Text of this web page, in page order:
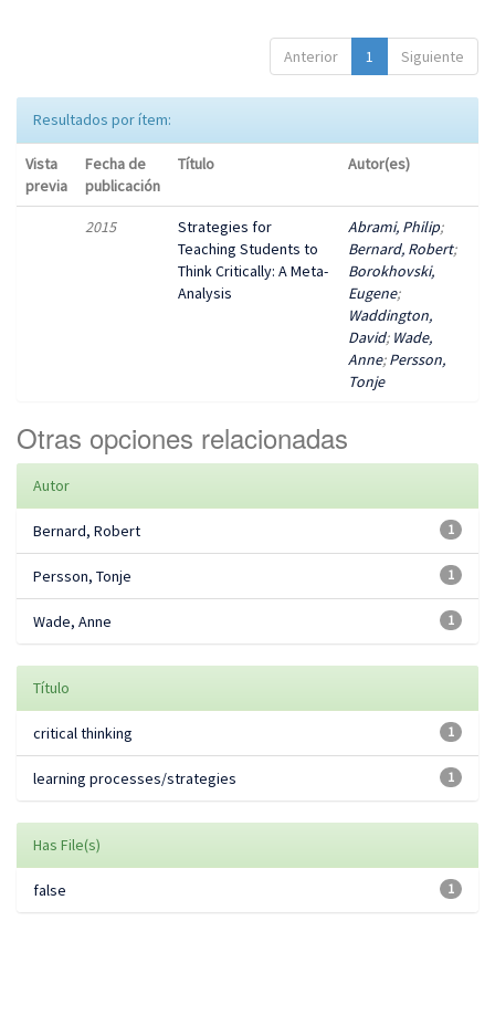
Anterior 1 Siguiente
Resultados por ítem:
Vista
previa
Fecha de
publicación
Título Autor(es)
2015
Strategies for
Teaching Students to
Think Critically: A Meta-
Analysis
Abrami, Philip;
Bernard, Robert;
Borokhovski,
Eugene;
Waddington,
David; Wade,
Anne;Persson,
Tonje
Otras opciones relacionadas
Autor
1
Bernard, Robert
1
Persson, Tonje
1
Wade, Anne
Título
1
critical thinking
1
learning processes/strategies
Has File(s)
1
false